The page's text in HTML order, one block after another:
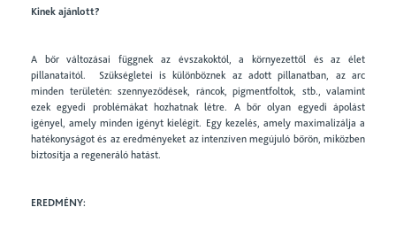
Kinek ajánlott?
A bőr változásai függnek az évszakoktól, a környezettől és az élet
pillanataitól. Szükségletei is különböznek az adott pillanatban, az arc
minden területén: szennyeződések, ráncok, pigmentfoltok, stb., valamint
ezek egyedi problémákat hozhatnak létre. A bőr olyan egyedi ápolást
igényel, amely minden igényt kielégít. Egy kezelés, amely maximalizálja a
hatékonyságot és az eredményeket az intenzíven megújuló bőrön, miközben
biztosítja a regeneráló hatást.
EREDMÉNY: